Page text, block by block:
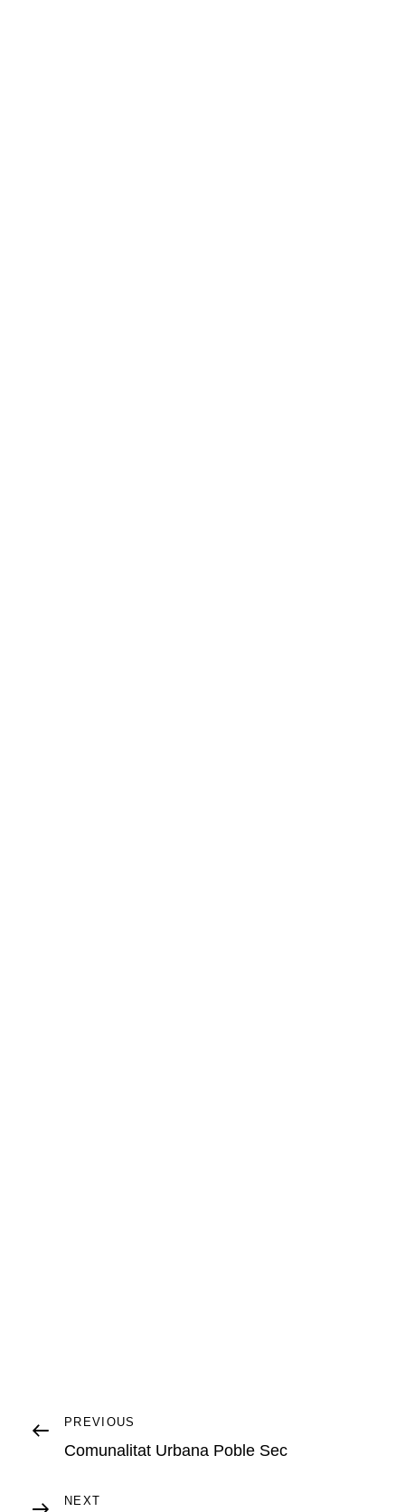
Navegació
d'entrades
Previous
Post
PREVIOUS
Comunalitat Urbana Poble Sec
Next
NEXT